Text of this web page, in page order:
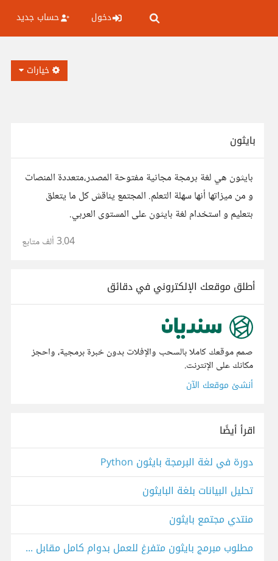
دخول حساب جديد
خيارات
بايثون
بايثون هي لغة برمجة مجانية مفتوحة المصدر،متعددة المنصات
و من ميزاتها أنها سهلة التعلم. المجتمع يناقش كل ما يتعلق
بتعليم و استخدام لغة بايثون على المستوى العربي.
3.04 ألف متابع
أطلق موقعك الإلكتروني في دقائق
صمم موقعك كاملا بالسحب والإفلات بدون خبرة برمجية، واحجز
مكانك على الإنترنت.
أنشئ موقعك الآن
اقرأ أيضًا
دورة في لغة البرمجة بايثون Python
تحليل البيانات بلغة البايثون
منتدي مجتمع بايثون
مطلوب مبرمج بايثون متفرغ للعمل بدوام كامل مقابل 500 دولار شهريا -